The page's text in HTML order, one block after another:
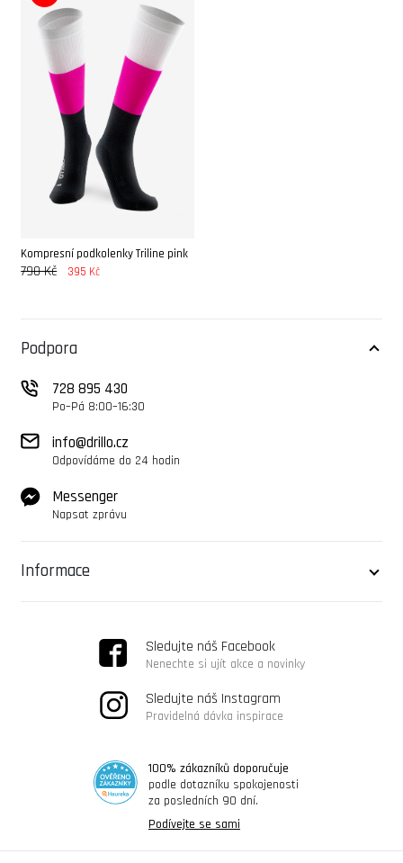
Kompresní podkolenky Triline pink
790 Kč 395 Kč
Podpora
728 895 430
Po–Pá 8:00–16:30
info@drillo.cz
Odpovídáme do 24 hodin
Messenger
Napsat zprávu
Informace
Sledujte náš Facebook
Nenechte si ujít akce a novinky
Sledujte náš Instagram
Pravidelná dávka inspirace
100% zákazníků doporučuje
podle dotazníku spokojenosti
za posledních 90 dní.
Podívejte se sami